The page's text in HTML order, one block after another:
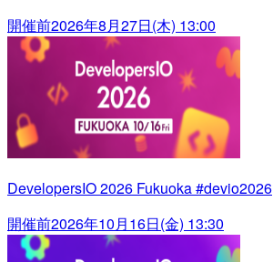
開催前2026年8月27日(木) 13:00
DevelopersIO 2026 Fukuoka #devio2026
開催前2026年10月16日(金) 13:30